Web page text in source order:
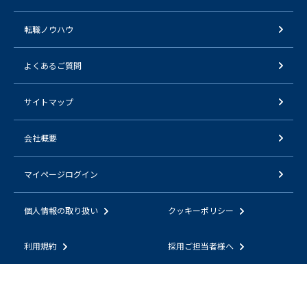
転職ノウハウ
よくあるご質問
サイトマップ
会社概要
マイページログイン
個人情報の取り扱い クッキーポリシー
利用規約 採用ご担当者様へ